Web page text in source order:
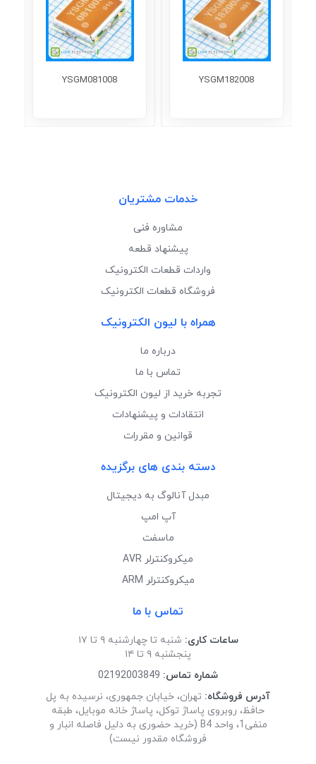
YSGM182008
YSGM081008
خدمات مشتریان
مشاوره فنی
پیشنهاد قطعه
واردات قطعات الکترونیک
فروشگاه قطعات الکترونیک
همراه با لیون الکترونیک
درباره ما
تماس با ما
تجربه خرید از لیون الکترونیک
انتقادات و پیشنهادات
قوانین و مقررات
دسته بندی های برگزیده
مبدل آنالوگ به دیجیتال
آپ امپ
ماسفت
میکروکنترلر AVR
میکروکنترلر ARM
تماس با ما
ساعات کاری: شنبه تا چهارشنبه ۹ تا ۱۷
پنجشنبه ۹ تا ۱۴
شماره تماس: 02192003849
آدرس فروشگاه: تهران، خیابان جمهوری، نرسیده به پل
حافظ، روبروی پاساژ توکل، پاساژ خانه موبایل، طبقه
منفی1، واحد B4 (خرید حضوری به دلیل فاصله انبار و
فروشگاه مقدور نیست)